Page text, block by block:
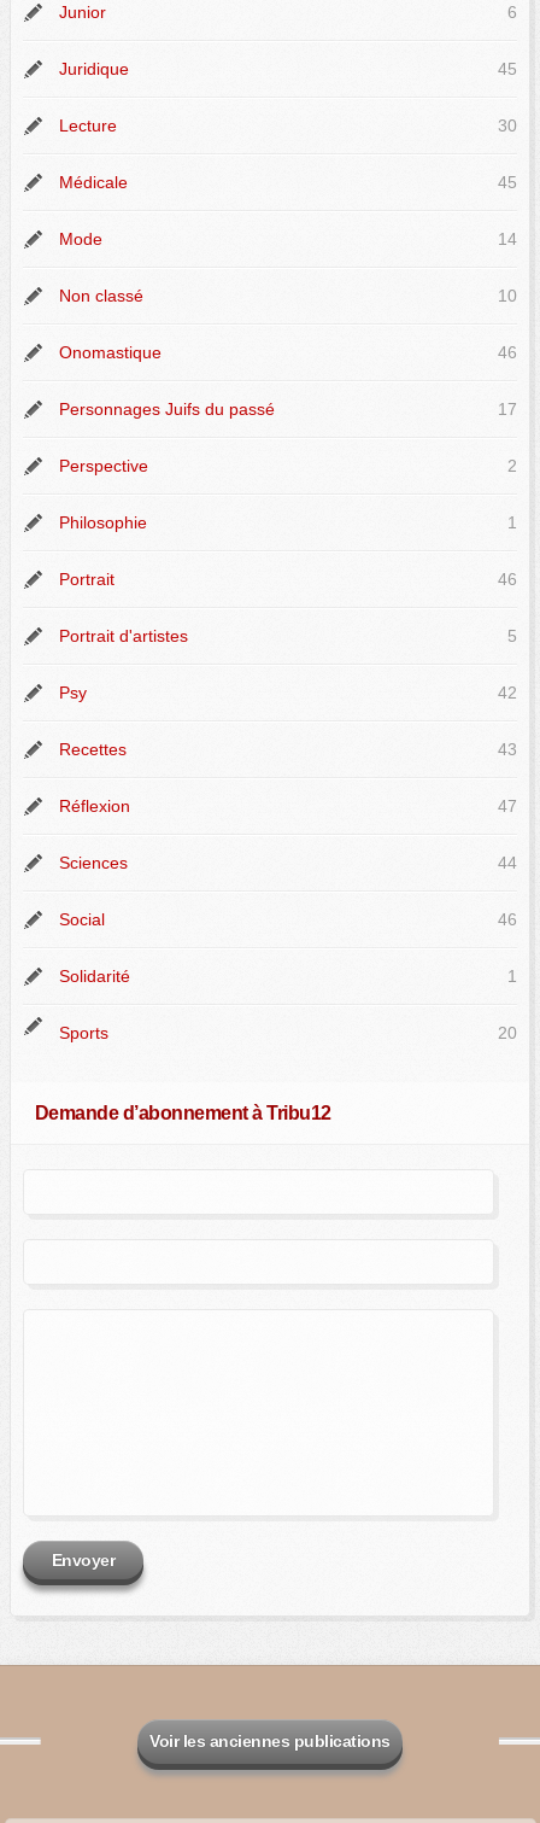
Junior 6
Juridique 45
Lecture 30
Médicale 45
Mode 14
Non classé 10
Onomastique 46
Personnages Juifs du passé 17
Perspective 2
Philosophie 1
Portrait 46
Portrait d'artistes 5
Psy 42
Recettes 43
Réflexion 47
Sciences 44
Social 46
Solidarité 1
Sports 20
Demande d’abonnement à Tribu12
Envoyer
Voir les anciennes publications